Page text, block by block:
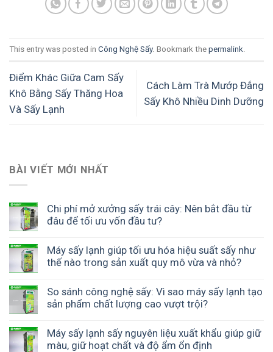
BÀI VIẾT MỚI NHẤT
Chi phí mở xưởng sấy trái cây: Nên bắt đầu từ
đâu để tối ưu vốn đầu tư?
Máy sấy lạnh giúp tối ưu hóa hiệu suất sấy như
thế nào trong sản xuất quy mô vừa và nhỏ?
So sánh công nghệ sấy: Vì sao máy sấy lạnh tạo
sản phẩm chất lượng cao vượt trội?
Máy sấy lạnh sấy nguyên liệu xuất khẩu giúp giữ
màu, giữ hoạt chất và độ ẩm ổn định
This entry was posted in Công Nghệ Sấy. Bookmark the permalink.
Điểm Khác Giữa Cam Sấy
Khô Bằng Sấy Thăng Hoa
Và Sấy Lạnh
Cách Làm Trà Mướp Đắng
Sấy Khô Nhiều Dinh Dưỡng